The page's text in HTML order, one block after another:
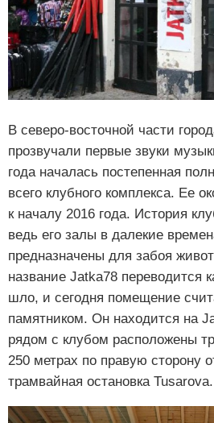
В северо-восточной части
прозвучали первые звуки
года началась постепенная
всего клубного комплекса. Ее
к началу 2016 года. История
ведь его залы в далекие
предназначены для забоя
название Jatka78 переводится
шло, и сегодня помещение
памятником. Он находится на
рядом с клубом расположены
250 метрах по правую сторону
трамвайная остановка Tusarova.